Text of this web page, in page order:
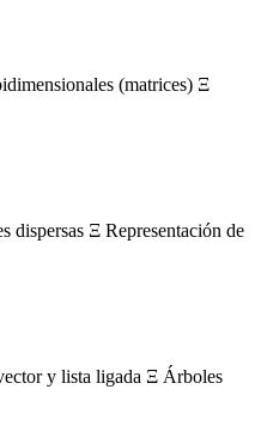
(matrices) Ξ
Ξ Representación de
y lista ligada Ξ Árboles